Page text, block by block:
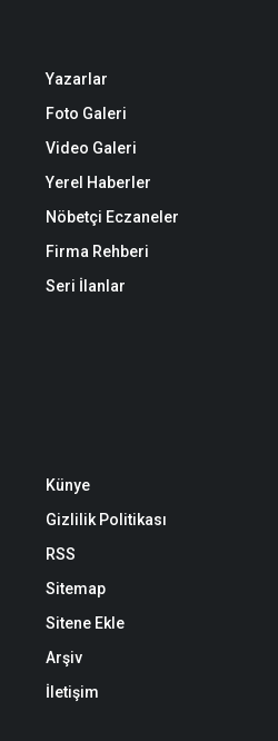
Yazarlar
Foto Galeri
Video Galeri
Yerel Haberler
Nöbetçi Eczaneler
Firma Rehberi
Seri İlanlar
Künye
Gizlilik Politikası
RSS
Sitemap
Sitene Ekle
Arşiv
İletişim